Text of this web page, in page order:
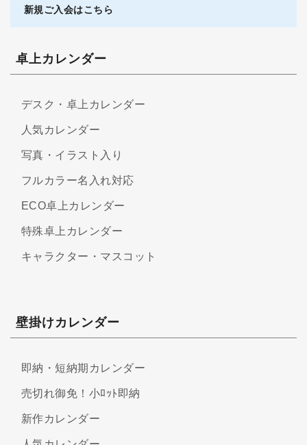
新規ご入会はこちら
卓上カレンダー
デスク・卓上カレンダー
人気カレンダー
写真・イラスト入り
フルカラー名入れ対応
ECO卓上カレンダー
特殊卓上カレンダー
キャラクター・マスコット
壁掛けカレンダー
即納・短納期カレンダー
売切れ御免！小ﾛｯﾄ即納
新作カレンダー